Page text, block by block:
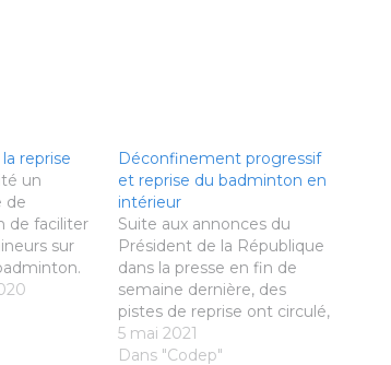
reprise
un
de
de faciliter
sur
retrouver
sur
Déconfinement progressif
et reprise du badminton en
intérieur
Suite aux annonces du
Président de la République
dans la presse en fin de
semaine dernière, des
pistes de reprise ont circulé,
évoquant les dates du 19
mai et du 9 juin pour un
5 mai 2021
Dans "Codep"